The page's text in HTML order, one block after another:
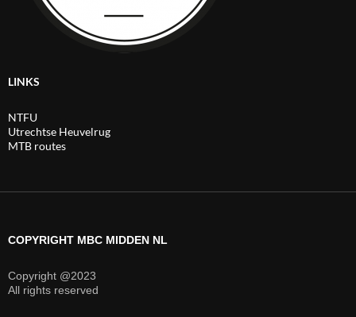
LINKS
NTFU
Utrechtse Heuvelrug
MTB routes
COPYRIGHT MBC MIDDEN NL
Copyright @2023
All rights reserved